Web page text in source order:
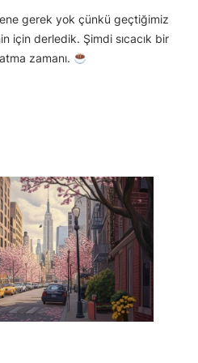
gerek yok çünkü geçtiğimiz
için derledik. Şimdi sıcacık bir
zamanı.